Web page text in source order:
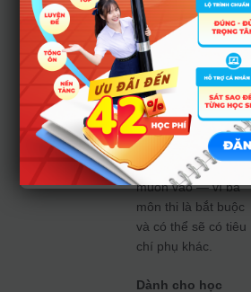
tới cần đầu tư
nghiêm túc. Hãy hỗ
trợ việc luyện viết,
luyện nghe-nói đơn
giản hàng ngày.
Đồng thời, tìm hiểu
điều kiện tuyển sinh
và cơ chế xét tuyển
của trường con
muốn vào — vì ba
môn thi là bắt buộc
và có thể sẽ có tiêu
chí phụ khác.
Dành cho học